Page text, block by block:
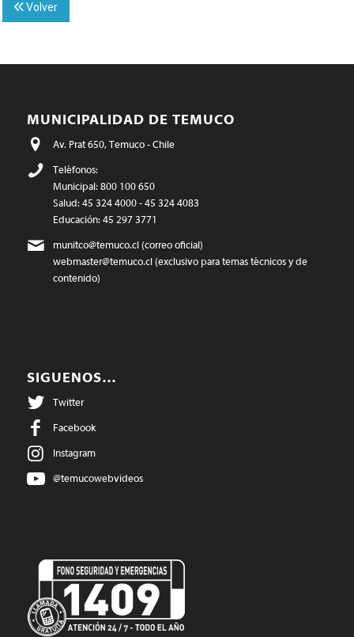
Volver
MUNICIPALIDAD DE TEMUCO
Av. Prat 650, Temuco - Chile
Teléfonos:
Municipal: 800 100 650
Salud: 45 324 4000 - 45 324 4083
Educación: 45 297 3771
munitco@temuco.cl(correo oficial)
webmaster@temuco.cl(exclusivo para temas técnicos y de
contenido)
SIGUENOS…
Twitter
Facebook
Instagram
@temucowebvideos